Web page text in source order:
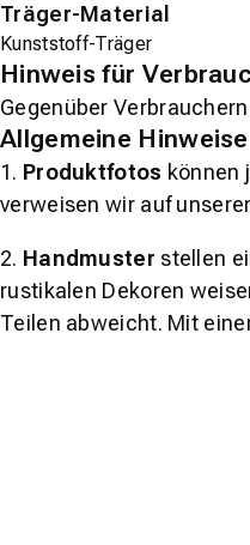
Träger-Material
Kunststoff-Träger
Hinweis für
Gegenüber
Allgemeine Hinweise
1. Produktfotos können
verweisen wir auf
2. Handmuster stellen
rustikalen Dekoren
Teilen abweicht. Mit